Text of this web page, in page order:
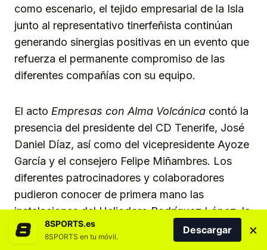
como escenario, el tejido empresarial de la Isla
junto al representativo tinerfeñista continúan
generando sinergias positivas en un evento que
refuerza el permanente compromiso de las
diferentes compañías con su equipo.
El acto Empresas con Alma Volcánica contó la
presencia del presidente del CD Tenerife, José
Daniel Díaz, así como del vicepresidente Ayoze
García y el consejero Felipe Miñambres. Los
diferentes patrocinadores y colaboradores
pudieron conocer de primera mano las
instalaciones del Heliodoro Rodríguez López, la
historia del equipo blanquiazul y las diferentes
actividades que lleva a cabo la Fundación tanto
8SPORTS.es
8SPORTS en tu móvil.
Descargar ×